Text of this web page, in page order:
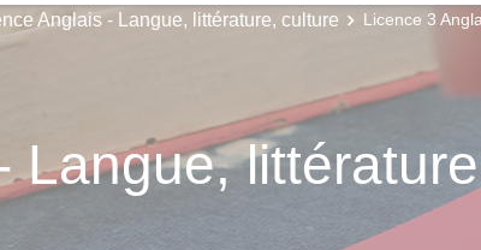
Anglais - Langue, littérature, culture Licence 3
Langue,